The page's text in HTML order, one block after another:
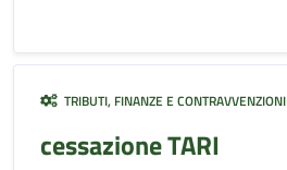
TRIBUTI, FINANZE E CONTRAVVENZIONI
cessazione TARI